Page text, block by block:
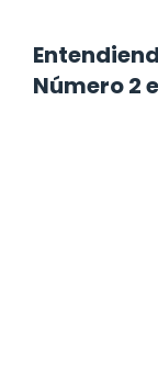
Número 2